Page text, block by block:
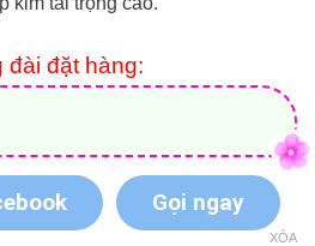
đến
đài đặt hàng:
Gọi ngay
XÓA